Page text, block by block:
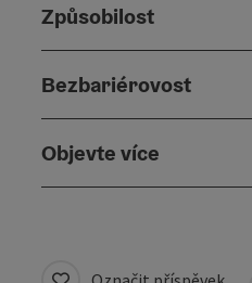
Způsobilost
Bezbariérovost
Objevte více